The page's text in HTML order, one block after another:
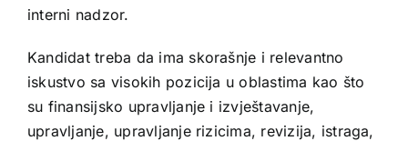
interni nadzor.
Kandidat treba da ima skorašnje i relevantno
iskustvo sa visokih pozicija u oblastima kao što
su finansijsko upravljanje i izvještavanje,
upravljanje, upravljanje rizicima, revizija, istraga,